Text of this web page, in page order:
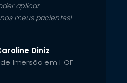
aplicar
meus pacientes!
Diniz
Imersão em HOF